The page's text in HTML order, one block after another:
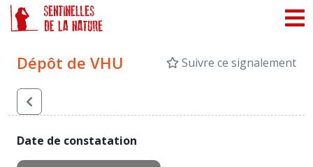
Dépôt de VHU Suivre ce signalement
Date de constatation
Panneau de gestion des cookies